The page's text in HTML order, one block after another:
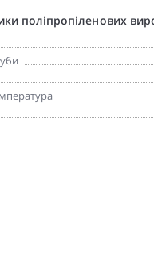
поліпропіленових